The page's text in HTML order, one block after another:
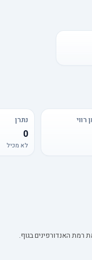
רווי נתרן
0
לא מכיל
רמת האנדורפינים בגוף.